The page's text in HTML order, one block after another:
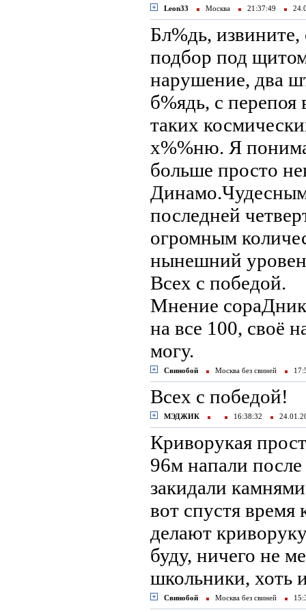
Leon33 Москва 21:37:49
Бл%дь,
подбор под
нарушение, два
б%ядь, с
таких
х%%ню. Я
больше просто
Динамо.Чудесным
последней
огромным
нынешний
Всех с победой.
Мнение
на все 100, своё
могу.
Свинобой Москва без свиней
Всех с победой!
МЭДЖИК 16:38:32
Криворукая
96м напали
закидали
вот спустя
делают
буду, ничего не
школьники, хоть
Свинобой Москва без свиней